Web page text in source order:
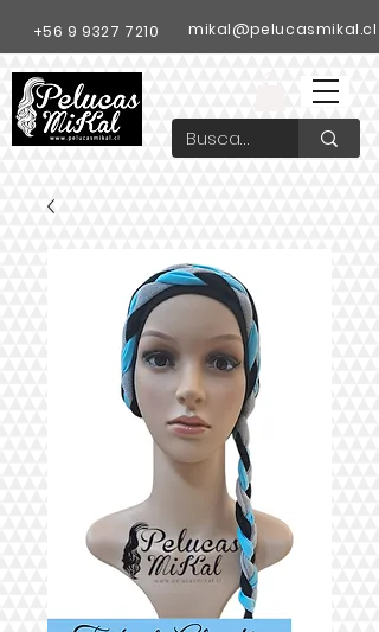
+56 9 9327 7210 mikal@pelucasmikal.cl